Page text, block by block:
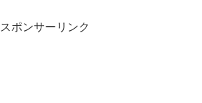
スポンサーリンク